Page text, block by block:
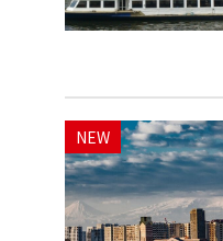
NEW